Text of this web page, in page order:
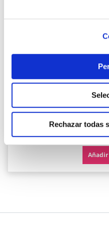
Rechazar todas
Estaño de soldar tipo